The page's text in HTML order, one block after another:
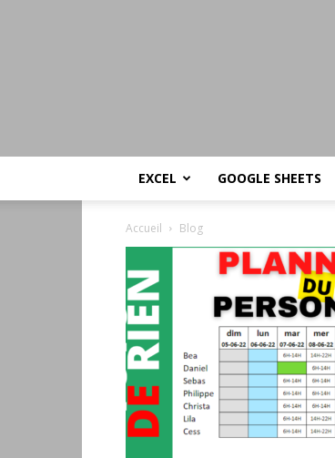
EXCEL GOOGLE SHEETS
Accueil Blog